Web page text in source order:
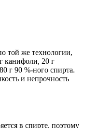
той же технологии,
канифоли, 20 г
г 90 %-ного спирта.
и непрочность
в спирте, поэтому